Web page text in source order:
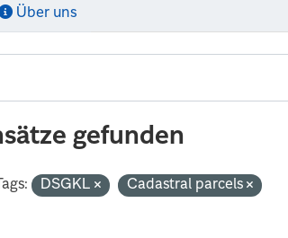
Über uns
gefunden
DSGKL
Cadastral parcels